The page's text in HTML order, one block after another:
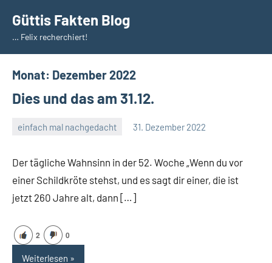
Inhalt
springen
Güttis Fakten Blog
… Felix recherchiert!
Monat: Dezember 2022
Dies und das am 31.12.
einfach mal nachgedacht 31. Dezember 2022
Der tägliche Wahnsinn in der 52. Woche „Wenn du vor
einer Schildkröte stehst, und es sagt dir einer, die ist
jetzt 260 Jahre alt, dann […]
2 0
Weiterlesen